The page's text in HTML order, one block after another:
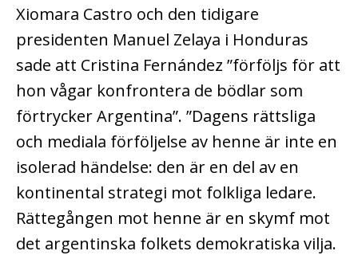
Xiomara Castro och den tidigare
presidenten Manuel Zelaya i Honduras
sade att Cristina Fernández ”förföljs för att
hon vågar konfrontera de bödlar som
förtrycker Argentina”. ”Dagens rättsliga
och mediala förföljelse av henne är inte en
isolerad händelse: den är en del av en
kontinental strategi mot folkliga ledare.
Rättegången mot henne är en skymf mot
det argentinska folkets demokratiska vilja.